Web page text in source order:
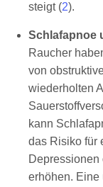
steigt (2).
Schlafapnoe
Raucher
von
wiederholten
kann
das Risiko für
erhöhen. Eine